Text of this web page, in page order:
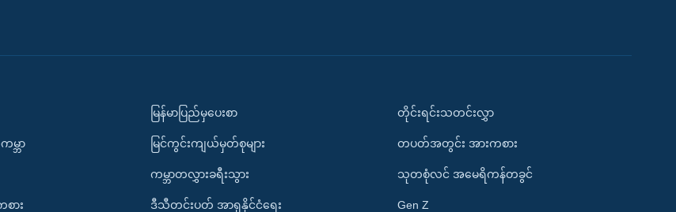
ဘာ
ား
မြန်မာပြည်မှပေးစာ
မြင်ကွင်းကျယ်မှတ်စုများ
ကမ္ဘာတလွှားခရီးသွား
ဒီသီတင်းပတ် အာရှနိုင်ငံရေး
တိုင်းရင်းသတင်းလွှာ
တပတ်အတွင်း အားကစား
သုတစုံလင် အမေရိကန်တခွင်
Gen Z